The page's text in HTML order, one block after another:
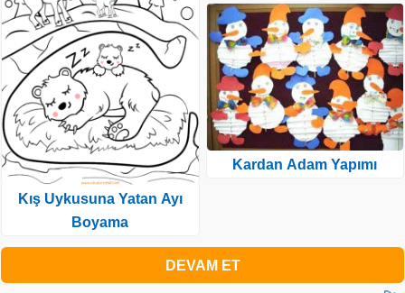
Kış Uykusuna Yatan Ayı
Boyama
Kardan Adam Yapımı
DEVAM ET